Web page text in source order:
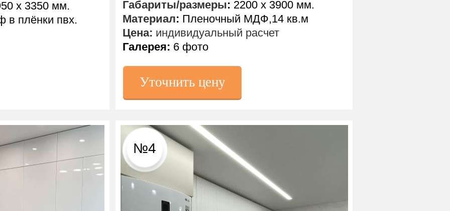
х 3350 мм.
плёнки пвх.
Габариты/размеры: 2200 х 3900 мм.
Материал: Пленочный МДФ,14 кв.м
Цена: индивидуальный расчет
Галерея: 6 фото
№4
Уточнить цену